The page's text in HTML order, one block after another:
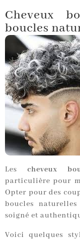
Cheveux
boucles
Les cheveux
particulière pour
Opter pour des
boucles
soigné et
Voici quelques